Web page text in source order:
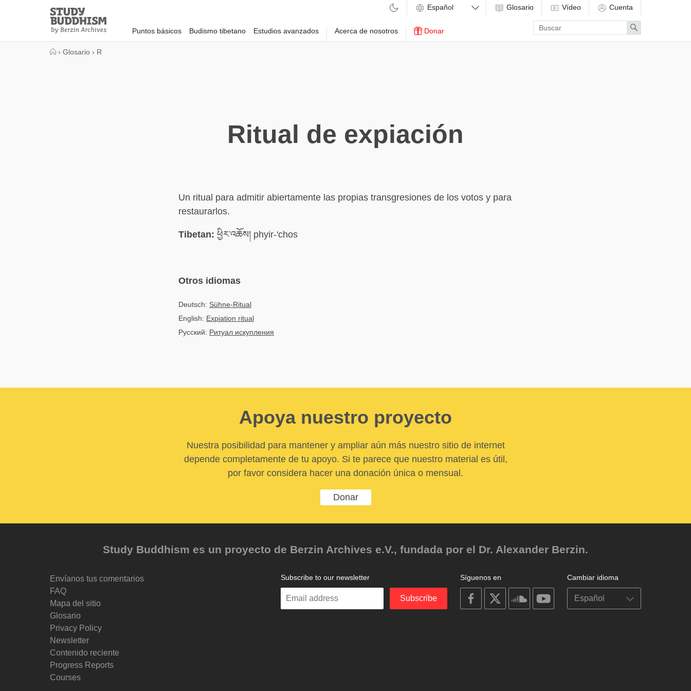
Study
Buddhism
Home
Puntos básicos Budismo tibetano Estudios avanzados Acerca de nosotros Donar
Glosario Vídeo Cuenta
Enter
search
term
Search
› Glosario › R
Ritual de expiación
Un ritual para admitir abiertamente las propias transgresiones de los votos y para
restaurarlos.
Tibetan: ཕྱིར་འཆོས། phyir-'chos
Otros idiomas
Deutsch: Sühne-Ritual
English: Expiation ritual
Русский: Ритуал искупления
Apoya nuestro proyecto
Nuestra posibilidad para mantener y ampliar aún más nuestro sitio de internet
depende completamente de tu apoyo. Si te parece que nuestro material es útil,
por favor considera hacer una donación única o mensual.
Donar
Study Buddhism es un proyecto de Berzin Archives e.V., fundada por el Dr. Alexander Berzin.
Envíanos tus comentarios
FAQ
Mapa del sitio
Glosario
Privacy Policy
Newsletter
Contenido reciente
Progress Reports
Courses
Cambiar idioma
Síguenos en
on
facebook
on
on
soundcloudyoutube
Subscribe to our newsletter
Enter
Subscribe